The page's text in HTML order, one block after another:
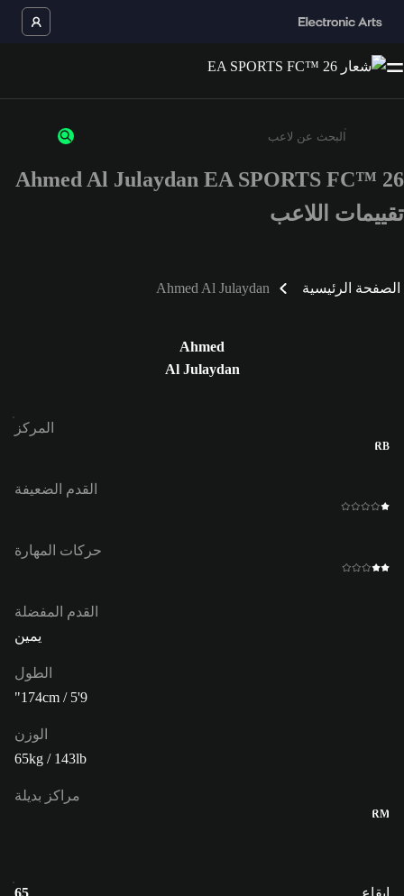
أدخل 3 أحرف أو أرقام على الأقل
Ahmed Al Julaydan EA SPORTS FC™ 26
تقييمات اللاعب
الصفحة الرئيسية Ahmed Al Julaydan
Ahmed
Al Julaydan
المركز
RB
القدم الضعيفة
حركات المهارة
القدم المفضلة
يمين
الطول
174cm / 5'9"
الوزن
65kg / 143lb
مراكز بديلة
RM
إيقاع
65